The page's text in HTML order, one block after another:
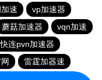
速
vp加速器
蘑菇加速器
vqn加速
快连pvn加速器
雷霆加器速